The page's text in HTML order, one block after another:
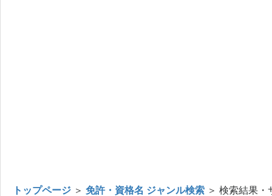
トップページ ＞ 免許・資格名 ジャンル検索 ＞ 検索結果・